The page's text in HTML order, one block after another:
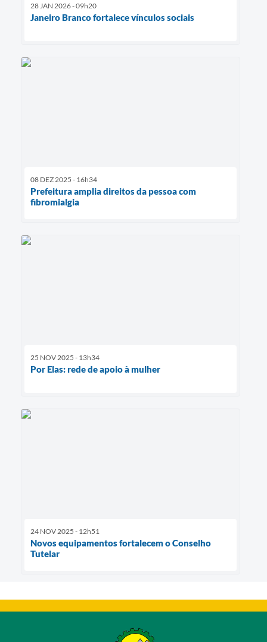
28 JAN 2026 - 09h20
Janeiro Branco fortalece vínculos sociais
08 DEZ 2025 - 16h34
Prefeitura amplia direitos da pessoa com
fibromialgia
25 NOV 2025 - 13h34
Por Elas: rede de apoio à mulher
24 NOV 2025 - 12h51
Novos equipamentos fortalecem o Conselho
Tutelar